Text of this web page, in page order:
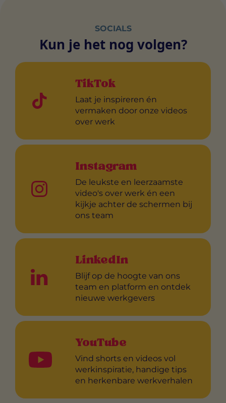
SOCIALS
Kun je het nog volgen?
TikTok
Laat je inspireren én
vermaken door onze videos
over werk
Instagram
De leukste en leerzaamste
video's over werk én een
kijkje achter de schermen bij
ons team
LinkedIn
Blijf op de hoogte van ons
team en platform en ontdek
nieuwe werkgevers
YouTube
Vind shorts en videos vol
werkinspiratie, handige tips
en herkenbare werkverhalen